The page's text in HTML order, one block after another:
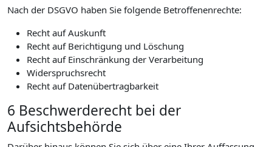
Nach der DSGVO haben Sie folgende Betroffenenrechte:
Recht auf Auskunft
Recht auf Berichtigung und Löschung
Recht auf Einschränkung der Verarbeitung
Widerspruchsrecht
Recht auf Datenübertragbarkeit
6 Beschwerderecht bei der
Aufsichtsbehörde